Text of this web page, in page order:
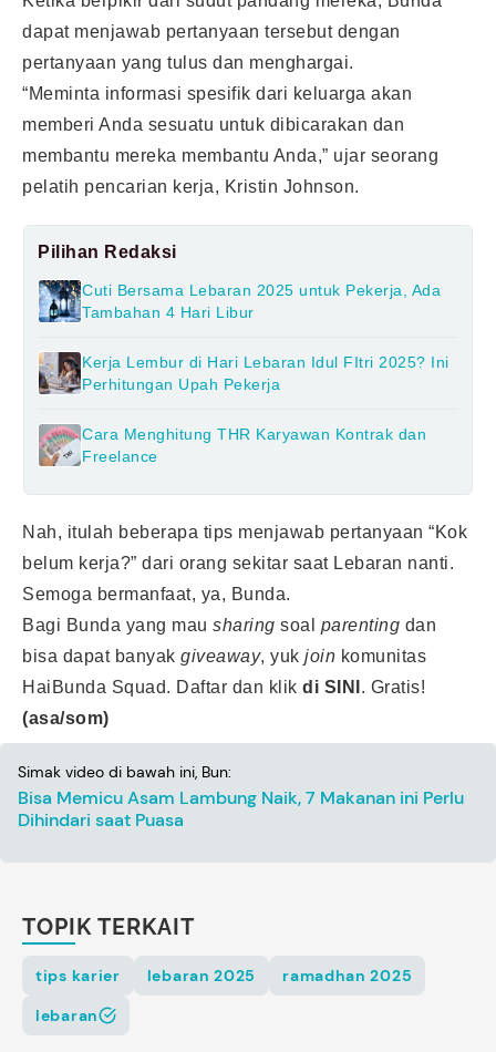
dapat menjawab pertanyaan tersebut dengan
pertanyaan yang tulus dan menghargai.
“Meminta informasi spesifik dari keluarga akan
memberi Anda sesuatu untuk dibicarakan dan
membantu mereka membantu Anda,” ujar seorang
pelatih pencarian kerja, Kristin Johnson.
Pilihan Redaksi
Cuti Bersama Lebaran 2025 untuk Pekerja, Ada
Tambahan 4 Hari Libur
Kerja Lembur di Hari Lebaran Idul FItri 2025? Ini
Perhitungan Upah Pekerja
Cara Menghitung THR Karyawan Kontrak dan
Freelance
Nah, itulah beberapa tips menjawab pertanyaan “Kok
belum kerja?” dari orang sekitar saat Lebaran nanti.
Semoga bermanfaat, ya, Bunda.
Bagi Bunda yang mau sharing soal parenting dan
bisa dapat banyak giveaway, yuk join komunitas
HaiBunda Squad. Daftar dan klik di SINI . Gratis!
(asa/som)
Simak video di bawah ini, Bun:
Bisa Memicu Asam Lambung Naik, 7 Makanan ini Perlu
Dihindari saat Puasa
TOPIK TERKAIT
tips karier lebaran 2025
ramadhan 2025
lebaran